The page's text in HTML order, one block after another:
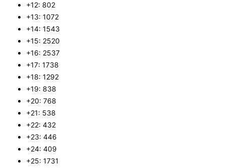
+12: 802
+13: 1072
+14: 1543
+15: 2520
+16: 2537
+17: 1738
+18: 1292
+19: 838
+20: 768
+21: 538
+22: 432
+23: 446
+24: 409
+25: 1731